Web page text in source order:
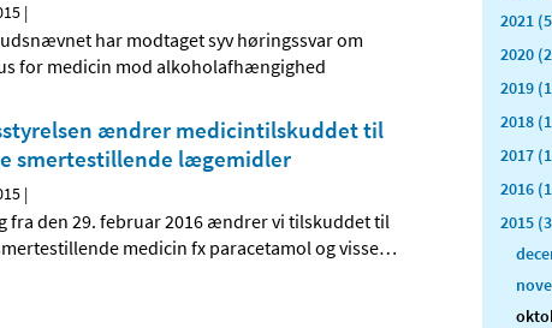
|
har modtaget syv høringssvar om
for medicin mod alkoholafhængighed
ændrer medicintilskuddet til
smertestillende lægemidler
|
fra den 29. februar 2016 ændrer vi tilskuddet til
medicin fx paracetamol og visse…
2021
2020
2019
2018
2017
2016
2015